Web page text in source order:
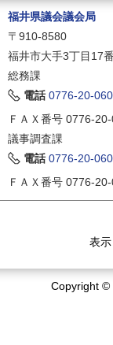
福井県議会議会局
〒910-8580
福井市大手3丁目17
総務課
電話 0776-20-
ＦＡＸ番号 0776-
議事調査課
電話 0776-20-
ＦＡＸ番号 0776-
表示
Copyright ©